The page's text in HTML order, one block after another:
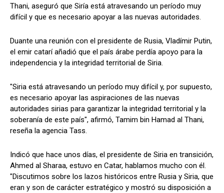
Thani, aseguró que Siría está atravesando un período muy
difícil y que es necesario apoyar a las nuevas autoridades.
Duante una reunión con el presidente de Rusia, Vladímir Putin,
el emir catarí añadió que el país árabe perdía apoyo para la
independencia y la integridad territorial de Siria.
"Siria está atravesando un período muy difícil y, por supuesto,
es necesario apoyar las aspiraciones de las nuevas
autoridades sirias para garantizar la integridad territorial y la
soberanía de este país", afirmó, Tamim bin Hamad al Thani,
reseña la agencia Tass.
Indicó que hace unos días, el presidente de Siria en transición,
Ahmed al Sharaa, estuvo en Catar, hablamos mucho con él.
"Discutimos sobre los lazos históricos entre Rusia y Siria, que
eran y son de carácter estratégico y mostró su disposición a